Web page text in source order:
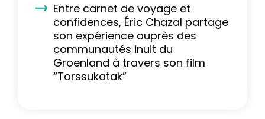
Entre carnet de voyage et
confidences, Éric Chazal partage
son expérience auprès des
communautés inuit du
Groenland à travers son film
“Torssukatak”